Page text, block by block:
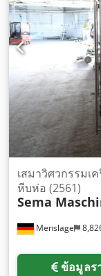
Menslage
เสมาวิศวกรรมเ
หีบห่อ (2561)
Sema
ข้อมูลร